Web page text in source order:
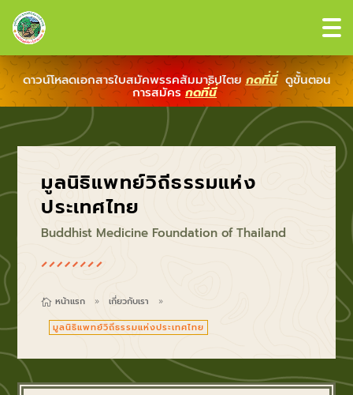
ดาวน์โหลดเอกสารใบสมัคพรรคสัมมาธิปไตย กดที่นี่ ดูขั้นตอน
การสมัครกดที่นี่
มูลนิธิแพทย์วิถีธรรมแห่ง
ประเทศไทย
Buddhist Medicine Foundation of Thailand
 หน้าแรก 9 เกี่ยวกับเรา 9
มูลนิธิแพทย์วิถีธรรมแห่งประเทศไทย